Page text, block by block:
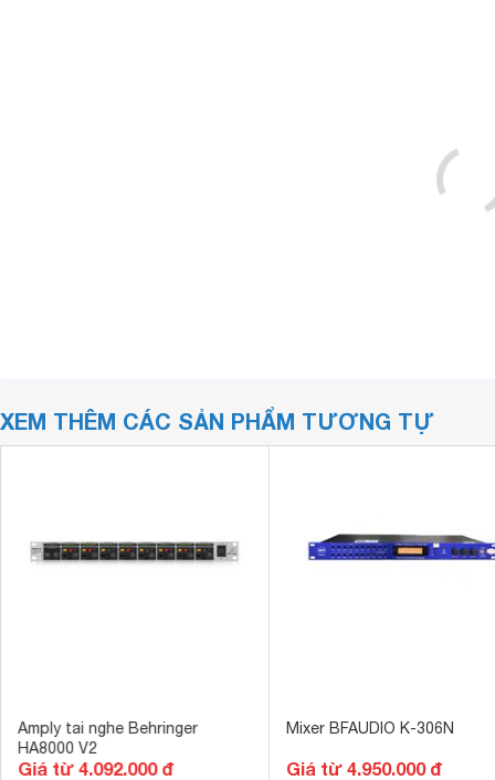
XEM THÊM CÁC SẢN PHẨM TƯƠNG TỰ
Amply tai nghe Behringer
HA8000 V2
Giá từ 4.092.000 đ
Mixer BFAUDIO K-306N
Giá từ 4.950.000 đ